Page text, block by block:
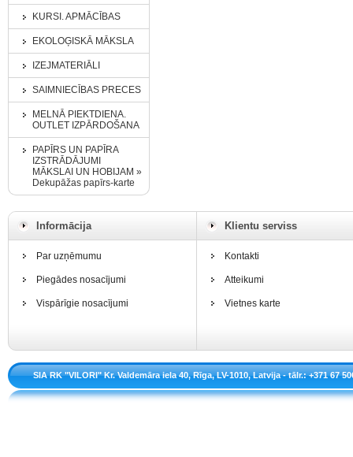
KURSI. APMĀCĪBAS
EKOLOĢISKĀ MĀKSLA
IZEJMATERIĀLI
SAIMNIECĪBAS PRECES
MELNĀ PIEKTDIENA.
OUTLET IZPĀRDOŠANA
PAPĪRS UN PAPĪRA
IZSTRĀDĀJUMI
MĀKSLAI UN HOBIJAM »
Dekupāžas papīrs-karte
Informācija
Par uzņēmumu
Piegādes nosacījumi
Vispārīgie nosacījumi
Klientu serviss
Kontakti
Atteikumi
Vietnes karte
SIA RK "VILORI" Kr. Valdemāra iela 40, Rīga, LV-1010, Latvija - tālr.: +371 67